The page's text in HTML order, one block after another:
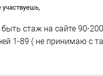
участвуешь,
стаж на сайте 90-
1-89 ( не принимаю с